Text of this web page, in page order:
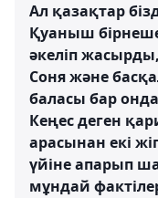
Ал қазақтар
Қуаныш
әкеліп
Соня және
баласы бар
Кеңес деген
арасынан екі
үйіне апарып
мұндай